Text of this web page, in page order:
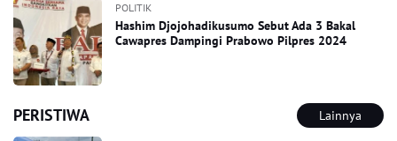
POLITIK
Hashim Djojohadikusumo Sebut Ada 3 Bakal
Cawapres Dampingi Prabowo Pilpres 2024
PERISTIWA Lainnya